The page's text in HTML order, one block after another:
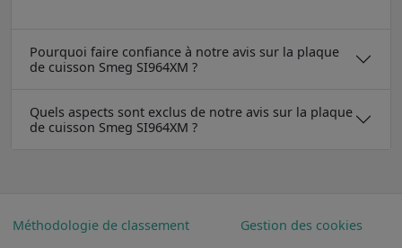
Pourquoi faire confiance à notre avis sur la plaque
de cuisson Smeg SI964XM ?
Quels aspects sont exclus de notre avis sur la plaque
de cuisson Smeg SI964XM ?
Méthodologie de classement
Gestion des cookies